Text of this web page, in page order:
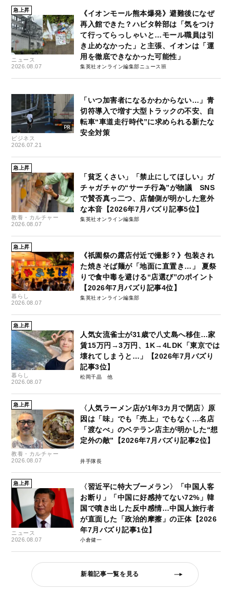
急上昇
ニュース
2026.08.07
《イオンモール熊本爆発》避難後になぜ
再入館できた？ハビタ幹部は「気をつけ
て行ってらっしゃいと…モール職員は引
き止めなかった」と主張、イオンは「運
用を徹底できなかった可能性」
集英社オンライン編集部ニュース班
ビジネス
2026.07.21
「いつ加害者になるかわからない…」青
切符導入で増す大型トラックの不安、自
転車“車道走行時代”に求められる新たな
安全対策
急上昇
教養・カルチャー
2026.08.07
「貧乏くさい」「禁止にしてほしい」ガ
チャガチャの“サーチ行為”が物議 SNS
で賛否真っ二つ、店舗側が明かした意外
な本音【2026年7月バズり記事5位】
集英社オンライン編集部
急上昇
暮らし
2026.08.07
《祇園祭の露店付近で撮影？》包装され
た焼きそば麺が「地面に直置き…」 夏祭
りで食中毒を避ける“店選び”のポイント
【2026年7月バズり記事4位】
集英社オンライン編集部
急上昇
暮らし
2026.08.07
人気女流雀士が31歳で八丈島へ移住…家
賃15万円→3万円、1K→4LDK「東京では
壊れてしまうと…」【2026年7月バズり
記事3位】
松岡千晶
急上昇
教養・カルチャー
2026.08.07
〈人気ラーメン店が1年3カ月で閉店〉原
因は「味」でも「売上」でもなく…名店
「渡なべ」のベテラン店主が明かした“想
定外の敵”【2026年7月バズり記事2位】
井手隊長
急上昇
ニュース
2026.08.07
〈習近平に特大ブーメラン〉「中国人客
お断り」「中国に好感持てない72%」韓
国で噴き出した反中感情…中国人旅行者
が直面した「政治的摩擦」の正体【2026
年7月バズり記事1位】
小倉健一
新着記事一覧を見る